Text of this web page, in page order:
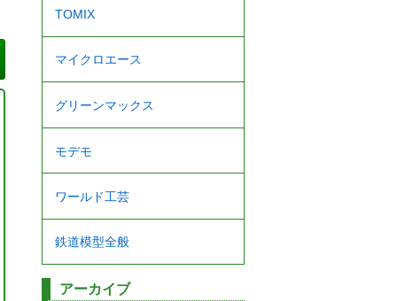
TOMIX
マイクロエース
グリーンマックス
モデモ
ワールド工芸
鉄道模型全般
アーカイブ